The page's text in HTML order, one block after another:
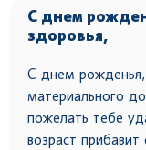
С днем
здоровья,
С днем
материального
пожелать тебе
возраст